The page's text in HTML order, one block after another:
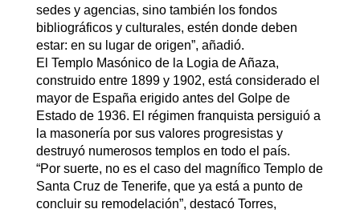
sedes y agencias, sino también los fondos
bibliográficos y culturales, estén donde deben
estar: en su lugar de origen”, añadió.
El Templo Masónico de la Logia de Añaza,
construido entre 1899 y 1902, está considerado el
mayor de España erigido antes del Golpe de
Estado de 1936. El régimen franquista persiguió a
la masonería por sus valores progresistas y
destruyó numerosos templos en todo el país.
“Por suerte, no es el caso del magnífico Templo de
Santa Cruz de Tenerife, que ya está a punto de
concluir su remodelación”, destacó Torres,